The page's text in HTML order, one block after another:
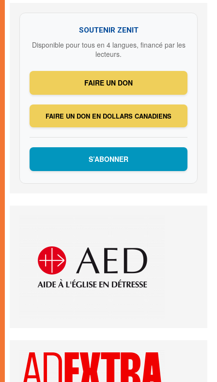
SOUTENIR ZENIT
Disponible pour tous en 4 langues, financé par les
lecteurs.
FAIRE UN DON
FAIRE UN DON EN DOLLARS CANADIENS
S’ABONNER